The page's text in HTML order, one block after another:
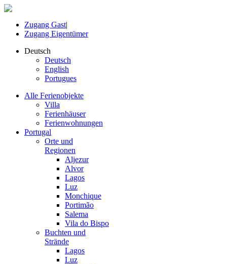
Zugang Gast|
Zugang Eigentümer
Deutsch
Deutsch
English
Portugues
Alle Ferienobjekte
Villa
Ferienhäuser
Ferienwohnungen
Portugal
Orte und
Regionen
Aljezur
Alvor
Lagos
Luz
Monchique
Portimão
Salema
Vila do Bispo
Buchten und
Strände
Lagos
Luz